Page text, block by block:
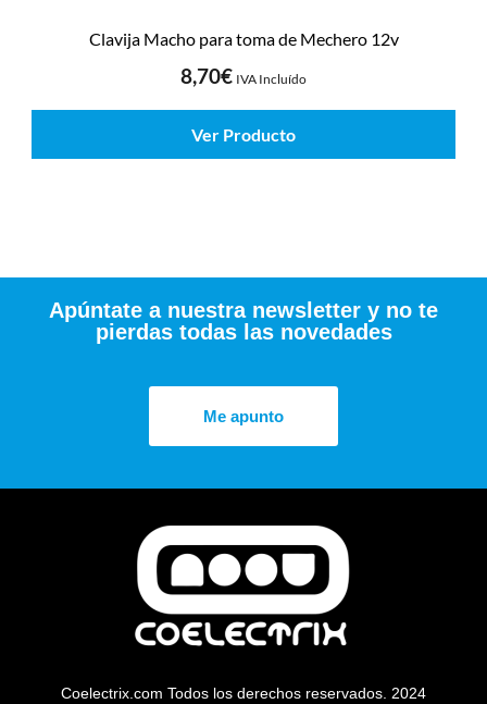
Clavija Macho para toma de Mechero 12v
8,70€ IVA Incluído
Ver Producto
Apúntate a nuestra newsletter y no te
pierdas todas las novedades
Me apunto
Coelectrix.com Todos los derechos reservados. 2024